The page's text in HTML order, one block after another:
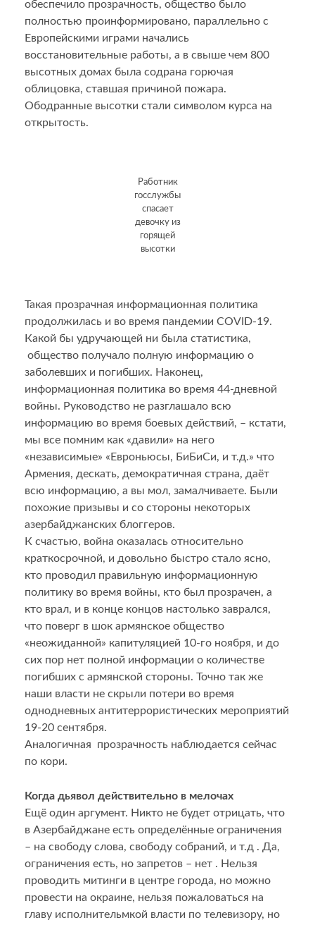
обеспечило прозрачность, общество было
полностью проинформировано, параллельно с
Европейскими играми начались
восстановительные работы, а в свыше чем 800
высотных домах была содрана горючая
облицовка, ставшая причиной пожара.
Ободранные высотки стали символом курса на
открытость.
Работник
госслужбы
спасает
девочку из
горящей
высотки
Такая прозрачная информационная политика
продолжилась и во время пандемии COVID-19.
Какой бы удручающей ни была статистика,
общество получало полную информацию о
заболевших и погибших. Наконец,
информационная политика во время 44-дневной
войны. Руководство не разглашало всю
информацию во время боевых действий, – кстати,
мы все помним как «давили» на него
«независимые» «Евроньюсы, БиБиСи, и т.д.» что
Армения, дескать, демократичная страна, даёт
всю информацию, а вы мол, замалчиваете. Были
похожие призывы и со стороны некоторых
азербайджанских блоггеров.
К счастью, война оказалась относительно
краткосрочной, и довольно быстро стало ясно,
кто проводил правильную информационную
политику во время войны, кто был прозрачен, а
кто врал, и в конце концов настолько заврался,
что поверг в шок армянское общество
«неожиданной» капитуляцией 10-го ноября, и до
сих пор нет полной информации о количестве
погибших с армянской стороны. Точно так же
наши власти не скрыли потери во время
однодневных антитеррористических мероприятий
19-20 сентября.
Аналогичная прозрачность наблюдается сейчас
по кори.
Когда дьявол действительно в мелочах
Ещё один аргумент. Никто не будет отрицать, что
в Азербайджане есть определённые ограничения
– на свободу слова, свободу собраний, и т.д . Да,
ограничения есть, но запретов – нет . Нельзя
проводить митинги в центре города, но можно
провести на окраине, нельзя пожаловаться на
главу исполнительмкой власти по телевизору, но